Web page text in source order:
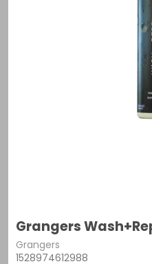
Grangers
Grangers
1528974612988